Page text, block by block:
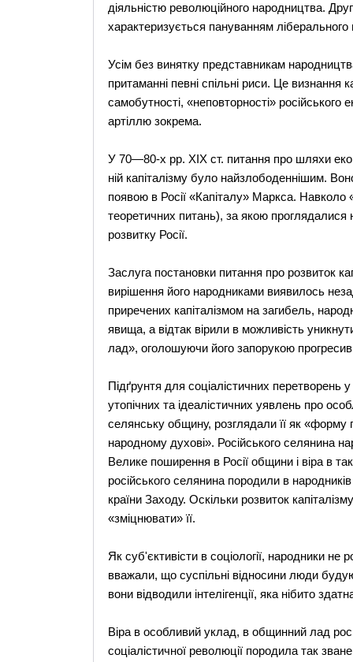
діяльністю революційного народництва.
характеризується пануванням
Усім без винятку представникам
притаманні певні спільні риси. Це визнання
самобутності, «неповторності» російського
артіллю зокрема.
У 70—80-х pp. XIX ст. питання про шляхи
ній капіталізму було найзлободеннішим.
появою в Росії «Капіталу» Маркса.
теоретичних питань), за якою проглядалися
розвитку Росії.
Заслуга постановки питання про розвиток
вирішення його народниками виявилось
приречених капіталізмом на загибель,
явища, а відтак вірили в можливість
лад», оголошуючи його запорукою
Підґрунтя для соціалістичних перетворень
утопічних та ідеалістичних уявлень про
селянську общину, розглядали її як «форму
народному духові». Російського селянина
Велике поширення в Росії общини і віра в
російського селянина породили в
країни Заходу. Оскільки розвиток
«зміцнювати» її.
Як суб'єктивісти в соціології, народники не
вважали, що суспільні відносини люди
вони відводили інтелігенції, яка нібито
Віра в особливий уклад, в общинний лад
соціалістичної революції породила так